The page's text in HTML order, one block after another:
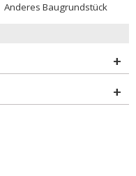
Anderes Baugrundstück